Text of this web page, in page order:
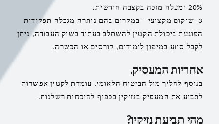
20% ומעלה מזכה בקצבה חודשית.
3. שיקום מקצועי – במקרים בהם נותרה מגבלה תפקודית
הפוגעת ביכולת הקטין להשתלב בעתיד בשוק העבודה, ניתן
לקבל סיוע במימון לימודים, קורסים או הכשרה.
אחריות המעסיק.
בנוסף להליך מול הביטוח הלאומי, עומדת לקטין אפשרות
לתבוע את המעסיק בנזיקין בכפוף להוכחות רשלנות.
מהי תביעת נזיקין?